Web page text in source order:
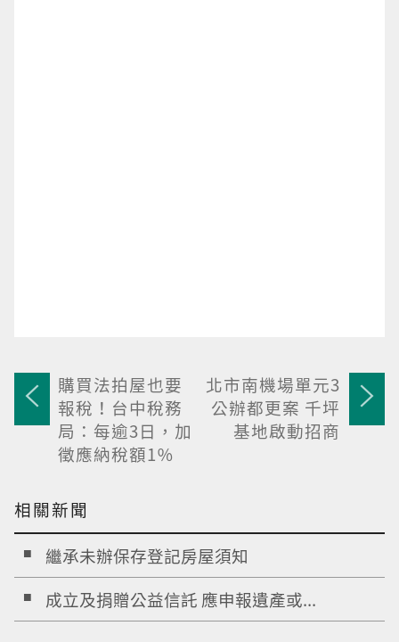
購買法拍屋也要
報稅！台中稅務
局：每逾3日，加
徵應納稅額1％
北市南機場單元3
公辦都更案 千坪
基地啟動招商
相關新聞
繼承未辦保存登記房屋須知
成立及捐贈公益信託 應申報遺產或...